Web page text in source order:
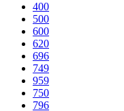
400
500
600
620
696
749
959
750
796